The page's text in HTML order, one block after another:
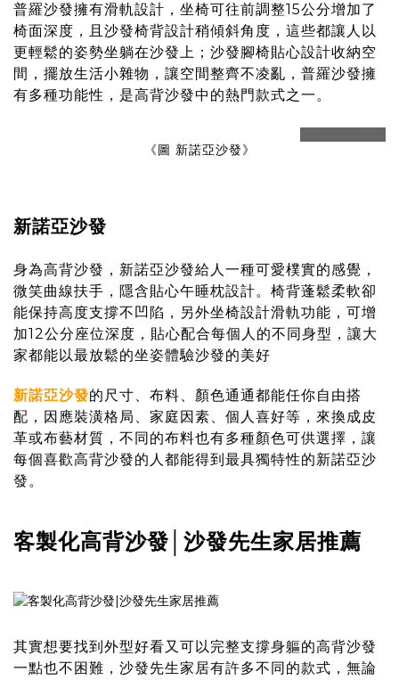
普羅沙發擁有滑軌設計，坐椅可往前調整15公分增加了
椅面深度，且沙發椅背設計稍傾斜角度，這些都讓人以
更輕鬆的姿勢坐躺在沙發上；沙發腳椅貼心設計收納空
間，擺放生活小雜物，讓空間整齊不凌亂，普羅沙發擁
有多種功能性，是高背沙發中的熱門款式之一。
prev next
《圖 新諾亞沙發》
新諾亞沙發
身為高背沙發，新諾亞沙發給人一種可愛樸實的感覺，
微笑曲線扶手，隱含貼心午睡枕設計。椅背蓬鬆柔軟卻
能保持高度支撐不凹陷，另外坐椅設計滑軌功能，可增
加12公分座位深度，貼心配合每個人的不同身型，讓大
家都能以最放鬆的坐姿體驗沙發的美好
新諾亞沙發的尺寸、布料、顏色通通都能任你自由搭
配，因應裝潢格局、家庭因素、個人喜好等，來換成皮
革或布藝材質，不同的布料也有多種顏色可供選擇，讓
每個喜歡高背沙發的人都能得到最具獨特性的新諾亞沙
發。
客製化高背沙發│沙發先生家居推薦
其實想要找到外型好看又可以完整支撐身軀的高背沙發
一點也不困難，沙發先生家居有許多不同的款式，無論